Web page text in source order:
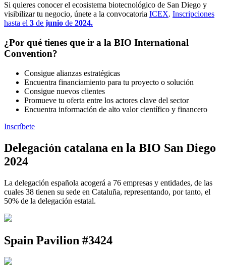
Si quieres conocer el ecosistema biotecnológico de San Diego y
visibilizar tu negocio, únete a la convocatoria ICEX. Inscripciones
hasta el 3 de junio de 2024.
¿Por qué tienes que ir a la BIO International
Convention?
Consigue alianzas estratégicas
Encuentra financiamiento para tu proyecto o solución
Consigue nuevos clientes
Promueve tu oferta entre los actores clave del sector
Encuentra información de alto valor científico y financero
Inscríbete
Delegación catalana en la BIO San Diego
2024
La delegación española acogerá a 76 empresas y entidades, de las
cuales 38 tienen su sede en Cataluña, representando, por tanto, el
50% de la delegación estatal.
Spain Pavilion #3424